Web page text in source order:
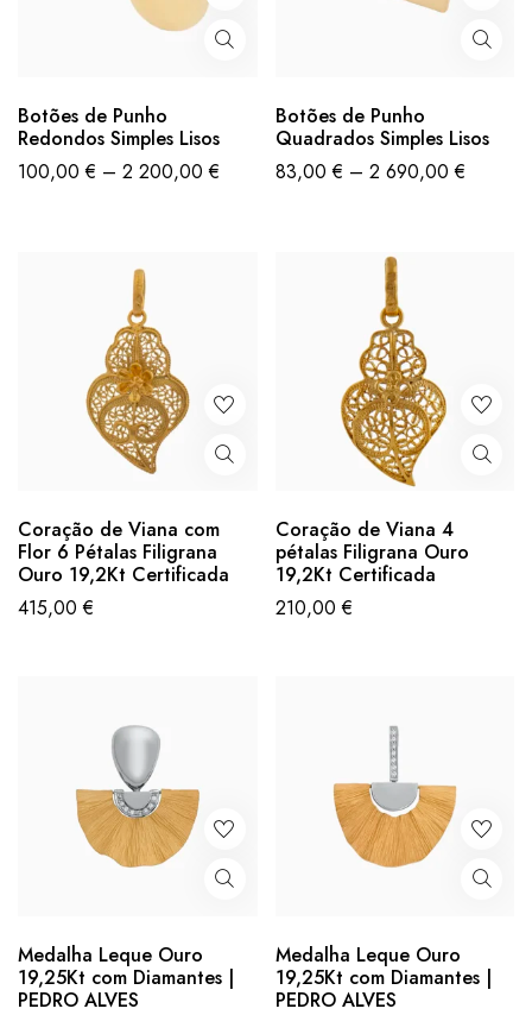
Botões de Punho
Redondos Simples Lisos
100,00€ – 2 200,00€
Botões de Punho
Quadrados Simples Lisos
83,00€ – 2 690,00€
Coração de Viana com
Flor 6 Pétalas Filigrana
Ouro 19,2Kt Certificada
415,00€
Coração de Viana 4
pétalas Filigrana Ouro
19,2Kt Certificada
210,00€
Medalha Leque Ouro
19,25Kt com Diamantes |
PEDRO ALVES
Medalha Leque Ouro
19,25Kt com Diamantes |
PEDRO ALVES